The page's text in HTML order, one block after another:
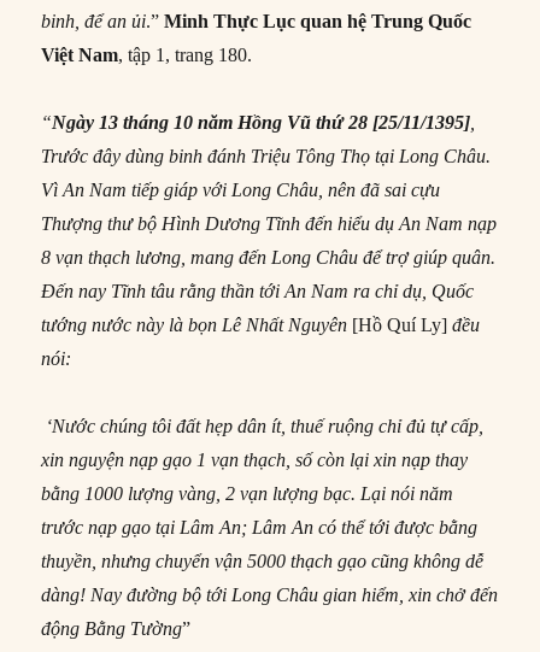
binh, để an ủi.”Minh Thực Lục quan hệ Trung Quốc
Việt Nam, tập 1, trang 180.
“Ngày 13 tháng 10 năm Hồng Vũ thứ 28 [25/11/1395]
Trước đây dùng binh đánh Triệu Tông Thọ tại Long Châu.
Vì An Nam tiếp giáp với Long Châu, nên đã sai cựu
Thượng thư bộ Hình Dương Tĩnh đến hiểu dụ An Nam nạp
8 vạn thạch lương, mang đến Long Châu để trợ giúp quân.
Đến nay Tĩnh tâu rằng thần tới An Nam ra chỉ dụ, Quốc
tướng nước này là bọn Lê Nhất Nguyên [Hồ Quí Ly] đều
nói:
‘Nước chúng tôi đất hẹp dân ít, thuế ruộng chỉ đủ tự cấp,
xin nguyện nạp gạo 1 vạn thạch, số còn lại xin nạp thay
bằng 1000 lượng vàng, 2 vạn lượng bạc. Lại nói năm
trước nạp gạo tại Lâm An; Lâm An có thể tới được bằng
thuyền, nhưng chuyển vận 5000 thạch gạo cũng không dễ
dàng! Nay đường bộ tới Long Châu gian hiểm, xin chở đến
động Bằng Tường”